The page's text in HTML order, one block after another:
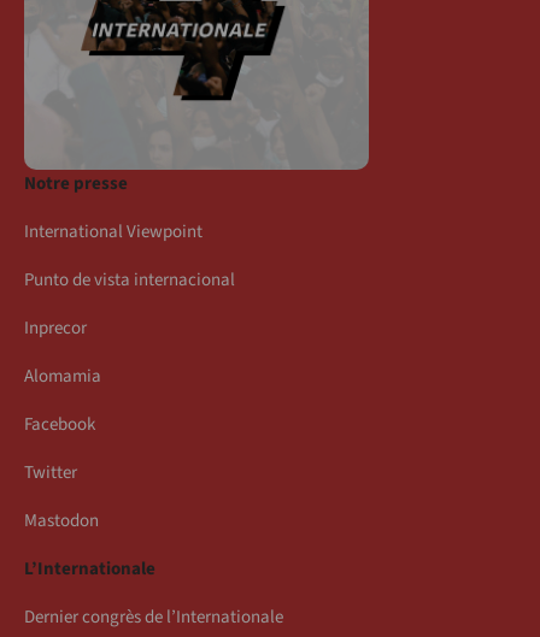
Notre presse
International Viewpoint
Punto de vista internacional
Inprecor
Alomamia
Facebook
Twitter
Mastodon
L’Internationale
Dernier congrès de l’Internationale